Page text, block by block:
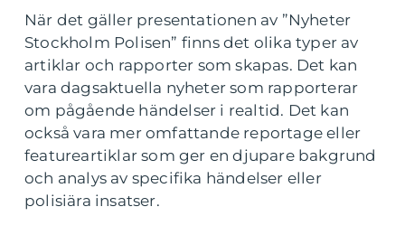
När det gäller presentationen av ”Nyheter
Stockholm Polisen” finns det olika typer av
artiklar och rapporter som skapas. Det kan
vara dagsaktuella nyheter som rapporterar
om pågående händelser i realtid. Det kan
också vara mer omfattande reportage eller
featureartiklar som ger en djupare bakgrund
och analys av specifika händelser eller
polisiära insatser.